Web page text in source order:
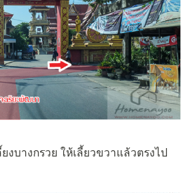
งบางกรวย ให้เลี้ยวขวาแล้วตรงไป